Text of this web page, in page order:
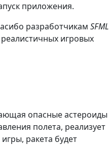
приложения.
разработчикам SFML
игровых
опасные астероиды
полета, реализует
ракета будет